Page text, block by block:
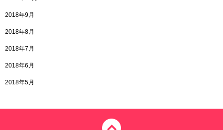
2018年9月
2018年8月
2018年7月
2018年6月
2018年5月